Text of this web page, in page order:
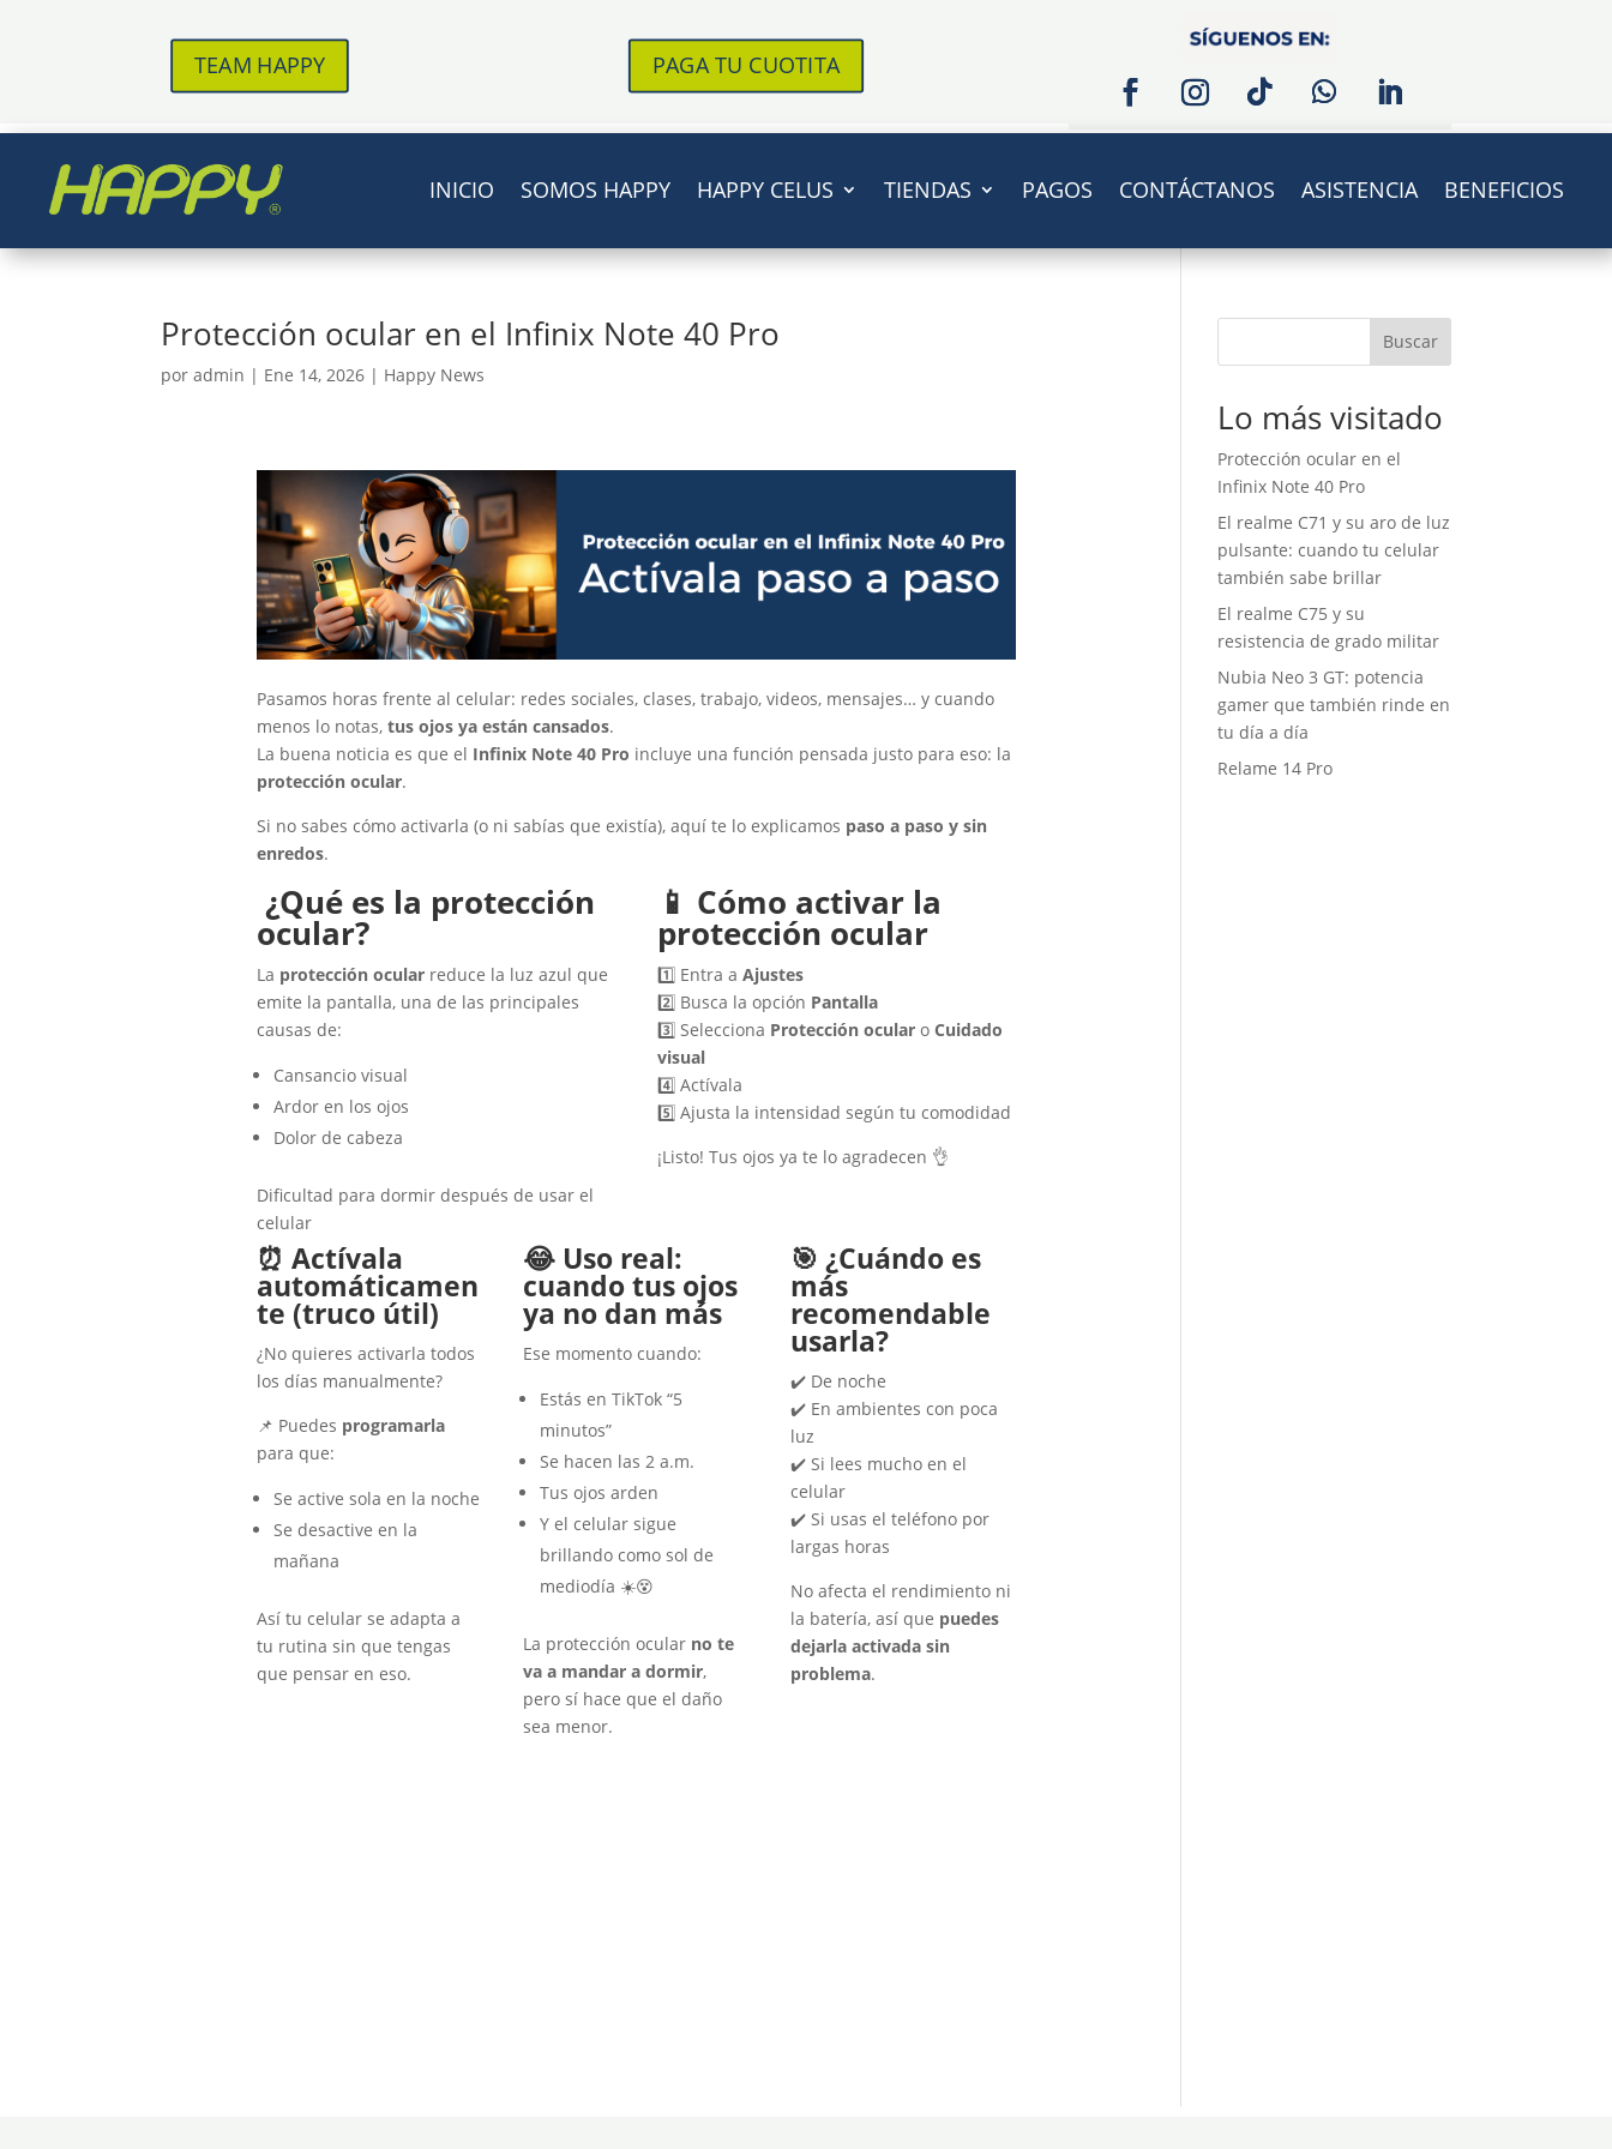
TEAM HAPPY PAGA TU CUOTITA
INICIO SOMOS HAPPY HAPPY CELUS TIENDAS PAGOS CONTÁCTANOS ASISTENCIA BENEFICIOS
Protección ocular en el Infinix Note 40 Pro
poradmin | Ene 14, 2026 | Happy News
Pasamos horas frente al celular: redes sociales, clases, trabajo, videos, mensajes… y cuando
menos lo notas, tus ojos ya están cansados.
La buena noticia es que el Infinix Note 40 Pro incluye una función pensada justo para eso: la
protección ocular.
Si no sabes cómo activarla (o ni sabías que existía), aquí te lo explicamos paso a paso y sin
enredos.
¿Qué es la protección
ocular?
La protección ocularreduce la luz azul que
emite la pantalla, una de las principales
causas de:
Cansancio visual
Ardor en los ojos
Dolor de cabeza
Dificultad para dormir después de usar el
celular
📱 Cómo activar la
protección ocular
1️⃣ Entra a Ajustes
2️⃣ Busca la opción Pantalla
3️⃣ Selecciona Protección ocularo Cuidado
visual
4️⃣ Actívala
5️⃣ Ajusta la intensidad según tu comodidad
¡Listo! Tus ojos ya te lo agradecen 👌
⏰ Actívala
automáticamen
te (truco útil)
¿No quieres activarla todos
los días manualmente?
📌 Puedes programarla
para que:
Se active sola en la noche
Se desactive en la
mañana
Así tu celular se adapta a
tu rutina sin que tengas
que pensar en eso.
😂 Uso real:
cuando tus ojos
ya no dan más
Ese momento cuando:
Estás en TikTok “5
minutos”
Se hacen las 2 a.m.
Tus ojos arden
Y el celular sigue
brillando como sol de
mediodía ☀️😵
La protección ocular no te
va a mandar a dormir,
pero sí hace que el daño
sea menor.
🎯 ¿Cuándo es
más
recomendable
usarla?
✔️ De noche
✔️ En ambientes con poca
luz
✔️ Si lees mucho en el
celular
✔️ Si usas el teléfono por
largas horas
No afecta el rendimiento ni
la batería, así que puedes
dejarla activada sin
problema.
Buscar
Lo más visitado
Protección ocular en el
Infinix Note 40 Pro
El realme C71 y su aro de luz
pulsante: cuando tu celular
también sabe brillar
El realme C75 y su
resistencia de grado militar
Nubia Neo 3 GT: potencia
gamer que también rinde en
tu día a día
Relame 14 Pro